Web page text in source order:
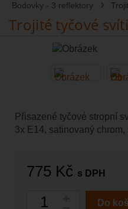
Bodovky - 3 reflektory
Trojité tyčové
Přisazené tyčové stropní
3x E14, satinovaný chrom,
775 Kč s DPH
Počet
Do